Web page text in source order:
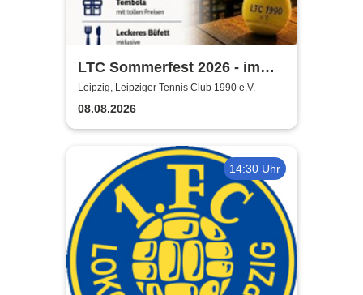
LTC Sommerfest 2026 - im
Rahmen der Leipzig Open
Leipzig, Leipziger Tennis Club 1990 e.V.
08.08.2026
14:30 Uhr